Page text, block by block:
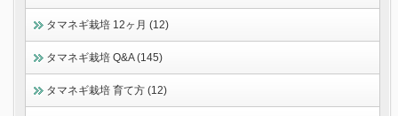
タマネギ栽培 12ヶ月 (12)
タマネギ栽培 Q&A (145)
タマネギ栽培 育て方 (12)